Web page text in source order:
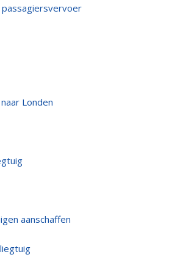
passagiersvervoer
Londen
aanschaffen